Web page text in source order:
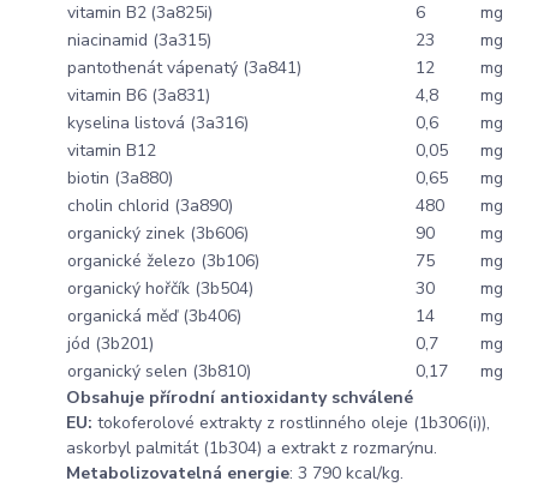
vitamin B2 (3a825i) 6
mg
niacinamid (3a315)
23
mg
pantothenát vápenatý (3a841)
12
mg
vitamin B6 (3a831)
4,8
mg
kyselina listová (3a316)
0,6
mg
vitamin B12
0,05
mg
biotin (3a880)
0,65
mg
cholin chlorid (3a890)
480
mg
organický zinek (3b606)
90
mg
organické železo (3b106)
75
mg
organický hořčík (3b504)
30
mg
organická měď (3b406)
14
mg
jód (3b201)
0,7
mg
organický selen (3b810)
0,17
mg
Obsahuje přírodní antioxidanty schválené
EU: tokoferolové extrakty z rostlinného oleje (1b306(i)),
askorbyl palmitát (1b304) a extrakt z rozmarýnu.
Metabolizovatelná energie: 3 790 kcal/kg.